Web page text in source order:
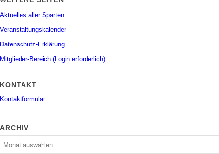
Aktuelles aller Sparten
Veranstaltungskalender
Datenschutz-Erklärung
Mitglieder-Bereich (Login erforderlich)
KONTAKT
Kontaktformular
ARCHIV